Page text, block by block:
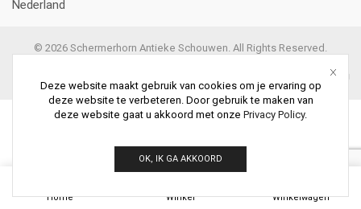
Nederland
© 2026 Schermerhorn Antieke Schouwen. All Rights Reserved.
Home Winkel Winkelwagen
Deze website maakt gebruik van cookies om je ervaring op
deze website te verbeteren. Door gebruik te maken van
deze website gaat u akkoord met onze Privacy Policy.
OK, IK GA AKKOORD